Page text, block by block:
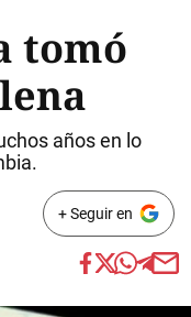
tomó
años en lo
+ Seguir en